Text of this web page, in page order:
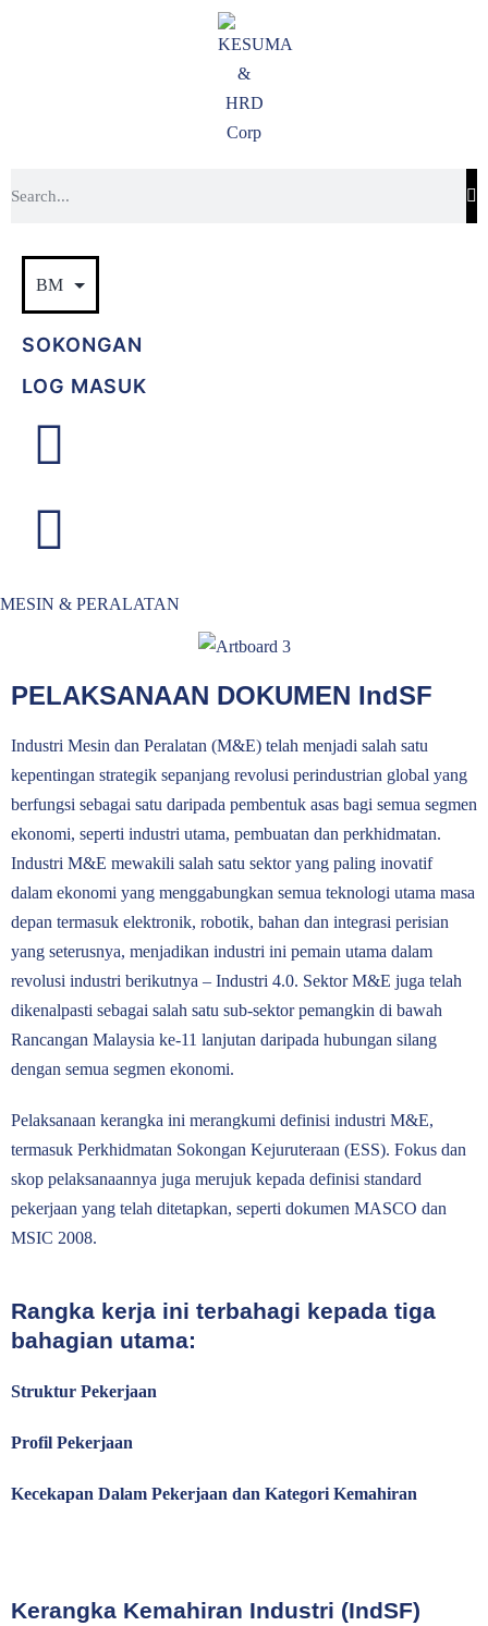
SOKONGAN
LOG MASUK
MESIN & PERALATAN
PELAKSANAAN DOKUMEN IndSF
Industri Mesin dan Peralatan (M&E) telah menjadi salah satu
kepentingan strategik sepanjang revolusi perindustrian global yang
berfungsi sebagai satu daripada pembentuk asas bagi semua segmen
ekonomi, seperti industri utama, pembuatan dan perkhidmatan.
Industri M&E mewakili salah satu sektor yang paling inovatif
dalam ekonomi yang menggabungkan semua teknologi utama masa
depan termasuk elektronik, robotik, bahan dan integrasi perisian
yang seterusnya, menjadikan industri ini pemain utama dalam
revolusi industri berikutnya – Industri 4.0. Sektor M&E juga telah
dikenalpasti sebagai salah satu sub-sektor pemangkin di bawah
Rancangan Malaysia ke-11 lanjutan daripada hubungan silang
dengan semua segmen ekonomi.
Pelaksanaan kerangka ini merangkumi definisi industri M&E,
termasuk Perkhidmatan Sokongan Kejuruteraan (ESS). Fokus dan
skop pelaksanaannya juga merujuk kepada definisi standard
pekerjaan yang telah ditetapkan, seperti dokumen MASCO dan
MSIC 2008.
Rangka kerja ini terbahagi kepada tiga
bahagian utama:
Struktur Pekerjaan
Profil Pekerjaan
Kecekapan Dalam Pekerjaan dan Kategori Kemahiran
Kerangka Kemahiran Industri (IndSF)